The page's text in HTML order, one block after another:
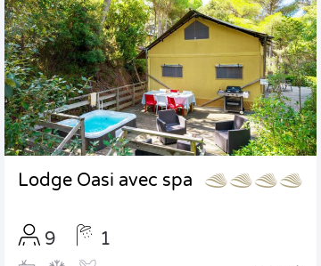
Lodge Oasi avec spa
9 1